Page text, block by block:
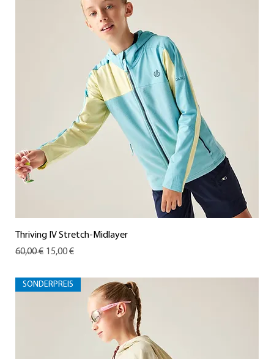
Thriving IV Stretch-Midlayer
Standardpreis
60,00 € Sale-Preis
15,00 €
SONDERPREIS